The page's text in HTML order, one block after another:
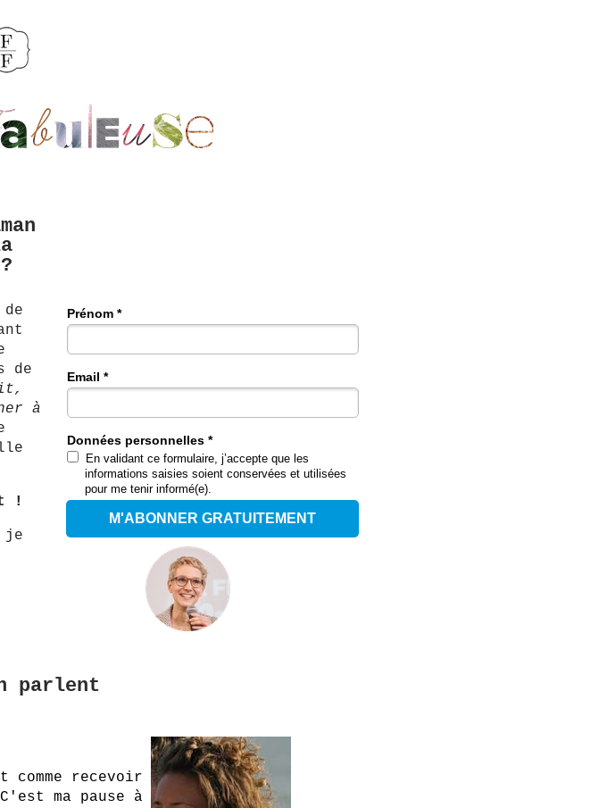
de
à
!
je
parlent
comme recevoir
ma pause à
Prénom *
Email *
Données personnelles *
En validant ce formulaire, j’accepte que les
informations saisies soient conservées et utilisées
pour me tenir informé(e).
M'ABONNER GRATUITEMENT